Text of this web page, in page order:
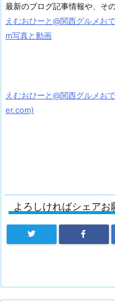
最新のブログ記事情報や、
えむおひーと@関西グルメお
m写真と動画
えむおひーと@関西グルメ
er.com)
よろしければシェアお